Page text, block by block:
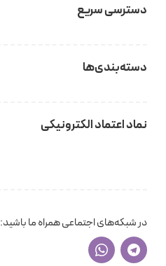
دسترسی سریع
دسته‌بندی‌ها
نماد اعتماد الکترونیکی
در شبکه‌های اجتماعی همراه ما باشید: